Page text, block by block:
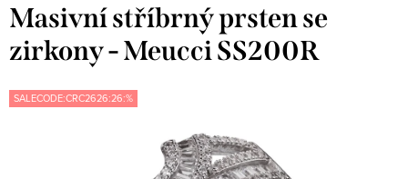
Masivní stříbrný prsten se
zirkony - Meucci SS200R
SALECODE:CRC2626:26:%